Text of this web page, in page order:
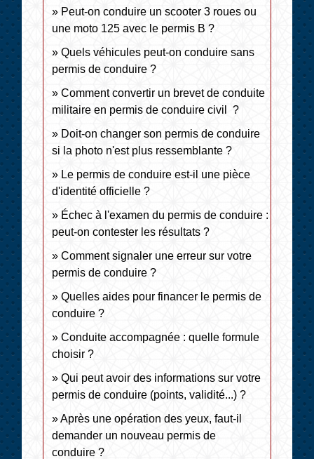
Peut-on conduire un scooter 3 roues ou
une moto 125 avec le permis B ?
Quels véhicules peut-on conduire sans
permis de conduire ?
Comment convertir un brevet de conduite
militaire en permis de conduire civil ?
Doit-on changer son permis de conduire
si la photo n'est plus ressemblante ?
Le permis de conduire est-il une pièce
d'identité officielle ?
Échec à l'examen du permis de conduire :
peut-on contester les résultats ?
Comment signaler une erreur sur votre
permis de conduire ?
Quelles aides pour financer le permis de
conduire ?
Conduite accompagnée : quelle formule
choisir ?
Qui peut avoir des informations sur votre
permis de conduire (points, validité...) ?
Après une opération des yeux, faut-il
demander un nouveau permis de
conduire ?